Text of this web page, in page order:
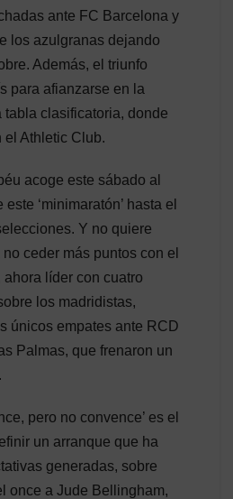
ante FC Barcelona y
los azulgranas dejando
Además, el triunfo
para afianzarse en la
tabla clasificatoria, donde
el Athletic Club.
acoge este sábado al
‘minimaratón’ hasta el
Y no quiere
ceder más puntos con el
ahora líder con cuatro
los madridistas,
únicos empates ante RCD
Palmas, que frenaron un
pero no convence’ es el
un arranque que ha
generadas, sobre
once a Jude Bellingham,